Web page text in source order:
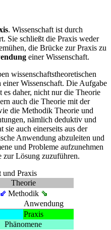
. Wissenschaft ist durch
Sie schließt die Praxis weder
die Brücke zur Praxis zu
einer Wissenschaft.
wissenschaftstheoretischen
einer Wissenschaft. Die Aufgabe
daher, nicht nur die Theorie
auch die Theorie mit der
die Methodik Theorie und
nämlich deduktiv und
sie auch einerseits aus der
Anwendung abzuleiten und
und Probleme aufzunehmen
zur Lösung zuzuführen.
und Praxis
Theorie
⇙Methodik ⇘
Anwendung
Praxis
Phänomene